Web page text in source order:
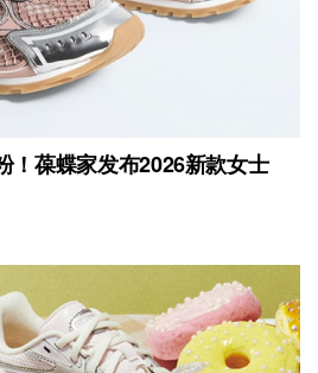
！葆蝶家发布2026新款女士